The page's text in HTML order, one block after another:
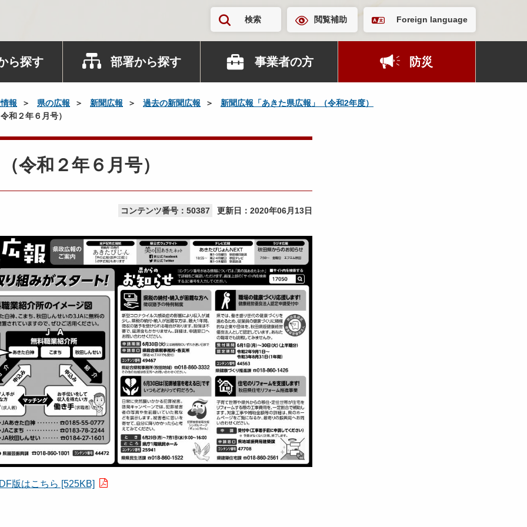
検索 閲覧補助 Foreign language
ら探す 部署から探す 事業者の方 防災
報 県の広報 新聞広報 過去の新聞広報
新聞広報「あきた県広報」（令和2年度）
和２年６月号）
令和２年６月号）
コンテンツ番号：50387 更新日： 2020年06月13日
版はこちら [525KB]